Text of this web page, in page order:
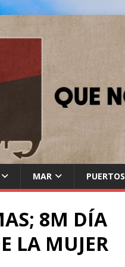
MAR PUERTOS
8M DÍA
LA MUJER